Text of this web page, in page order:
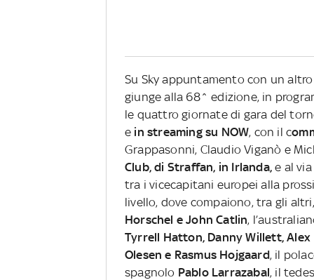
Su Sky appuntamento con un
giunge alla 68^ edizione, in
le quattro giornate di gara del
e in streaming su NOW, con il c
Grappasonni, Claudio Viganò e
Club, di Straffan, in Irlanda,e al
tra i vicecapitani europei alla
livello, dove compaiono, tra gli
Horschel e John Catlin,
Tyrrell Hatton, Danny Willett,
Olesen e Rasmus Hojgaard, il
spagnolo Pablo Larrazabal, il